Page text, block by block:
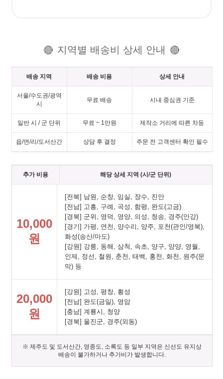
🔴 지역별 배송비 상세 안내 🔴
배송 지역 배송 비용 상세 안내
서울/수도권/광역
시
무료 배송 시내 중심권 기준
일반 시 / 군 단위 무료 ~ 1만원 제작소 거리에 따른 차등
읍/면/리/도서산간 상담 후 결정 주문 전 고객센터 확인 필수
추가 비용 해당 상세 지역 (시/군 단위)
10,000
원
[전북] 남원, 순창, 임실, 장수, 진안
[전남] 고흥, 구례, 곡성, 함평, 완도(고금)
[경북] 군위, 영덕, 영양, 의성, 청송, 경주(안강)
[경기] 가평, 연천, 양수리, 양주, 포천(관인/영북),
화성(송산/마도)
[강원] 강릉, 동해, 삼척, 속초, 양구, 양양, 영월,
인제, 정선, 철원, 춘천, 태백, 홍천, 화천, 원주(문
막) 등
20,000
원
[강원] 고성, 평창, 횡성
[전남] 완도(금일), 영암
[충남] 계룡시, 청양
[경북] 울진군, 경주(외동)
※ 제주도 및 도서산간, 영종도, 소록도 등 일부 지역은 신선도 유지상
배송이 불가하거나 추가비가 발생합니다.